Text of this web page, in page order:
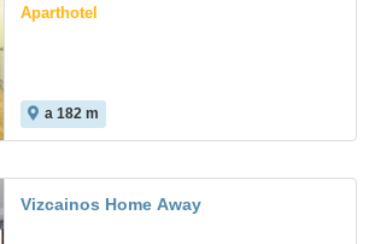
Aparthotel
a 182 m
Vizcainos Home Away